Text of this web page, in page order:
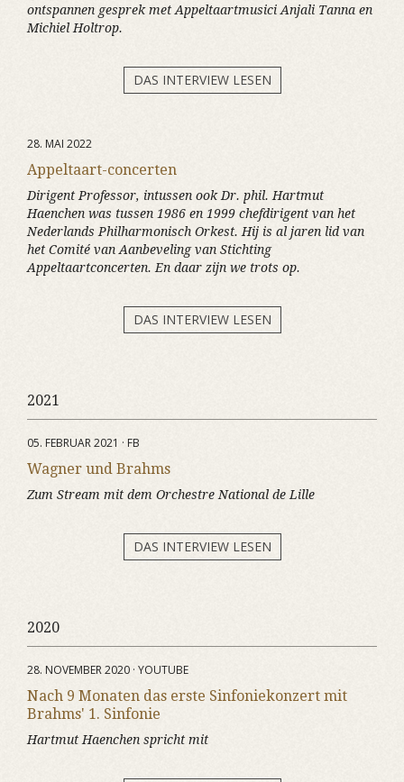
ontspannen gesprek met Appeltaartmusici Anjali Tanna en
Michiel Holtrop.
DAS INTERVIEW LESEN
28. MAI 2022
Appeltaart-concerten
Dirigent Professor, intussen ook Dr. phil. Hartmut
Haenchen was tussen 1986 en 1999 chefdirigent van het
Nederlands Philharmonisch Orkest. Hij is al jaren lid van
het Comité van Aanbeveling van Stichting
Appeltaartconcerten. En daar zijn we trots op.
DAS INTERVIEW LESEN
2021
05. FEBRUAR 2021 · FB
Wagner und Brahms
Zum Stream mit dem Orchestre National de Lille
DAS INTERVIEW LESEN
2020
28. NOVEMBER 2020 · YOUTUBE
Nach 9 Monaten das erste Sinfoniekonzert mit
Brahms' 1. Sinfonie
Hartmut Haenchen spricht mit